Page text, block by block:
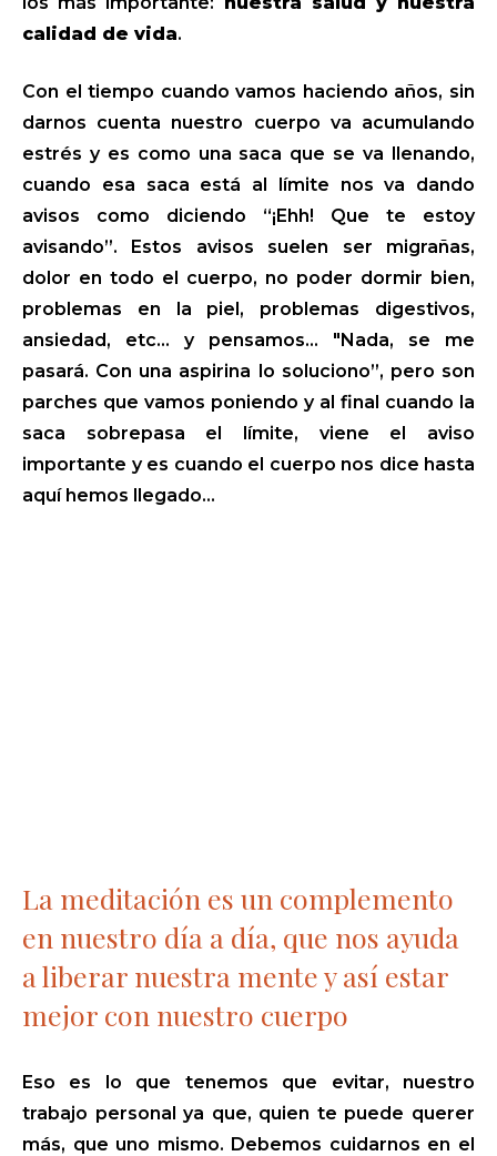
calidad de vida.
Con el tiempo cuando vamos haciendo años, sin
darnos cuenta nuestro cuerpo va acumulando
estrés y es como una saca que se va llenando,
cuando esa saca está al límite nos va dando
avisos como diciendo “¡Ehh! Que te estoy
avisando”. Estos avisos suelen ser migrañas,
dolor en todo el cuerpo, no poder dormir bien,
problemas en la piel, problemas digestivos,
ansiedad, etc… y pensamos… "Nada, se me
pasará. Con una aspirina lo soluciono”, pero son
parches que vamos poniendo y al final cuando la
saca sobrepasa el límite, viene el aviso
importante y es cuando el cuerpo nos dice hasta
aquí hemos llegado…
La meditación es un complemento
en nuestro día a día, que nos ayuda
a liberar nuestra mente y así estar
mejor con nuestro cuerpo
Eso es lo que tenemos que evitar, nuestro
trabajo personal ya que, quien te puede querer
más, que uno mismo. Debemos cuidarnos en el